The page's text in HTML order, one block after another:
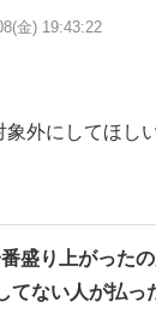
金) 19:43:22
象外にしてほし
盛り上がった
てない人が払